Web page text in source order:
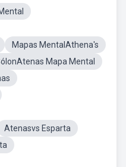
Mapas MentalAthena's
Mapa Mental
Atenasvs Esparta